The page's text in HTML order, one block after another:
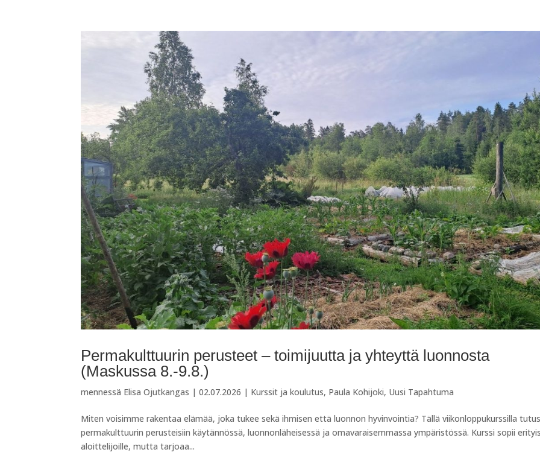
Permakulttuurin perusteet – toimijuutta ja yhteyttä luonnosta
(Maskussa 8.-9.8.)
mennessä Elisa Ojutkangas |02.07.2026 | Kurssit ja koulutus, Paula Kohijoki, Uusi Tapahtuma
Miten voisimme rakentaa elämää, joka tukee sekä ihmisen että luonnon hyvinvointia? Tällä viikonloppukurssilla
permakulttuurin perusteisiin käytännössä, luonnonläheisessä ja omavaraisemmassa ympäristössä. Kurssi sopii
aloittelijoille, mutta tarjoaa...